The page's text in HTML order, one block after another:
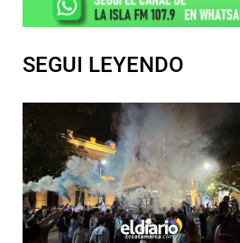
SEGUI LEYENDO